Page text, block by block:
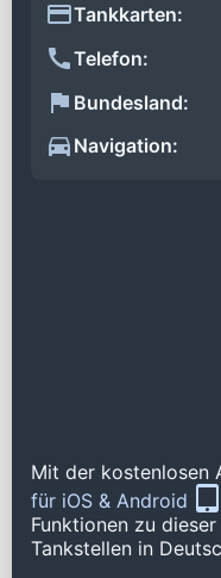
Tankkarten:
Telefon:
Bundesland:
Navigation:
Mit der kostenlosen
für iOS & Android
Funktionen zu
Tankstellen in